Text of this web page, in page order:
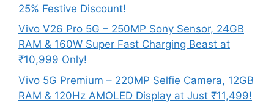
25% Festive Discount!
Vivo V26 Pro 5G – 250MP Sony Sensor, 24GB
RAM & 160W Super Fast Charging Beast at
₹10,999 Only!
Vivo 5G Premium – 220MP Selfie Camera, 12GB
RAM & 120Hz AMOLED Display at Just ₹11,499!